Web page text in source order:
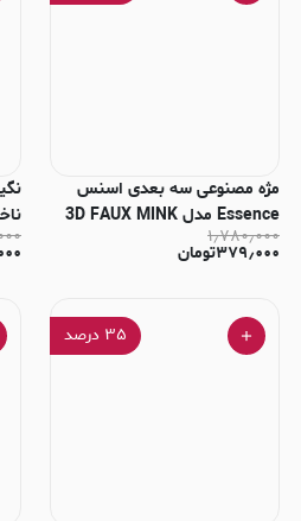
مژه مصنوعی سه بعدی اسنس
Essence مدل 3D FAUX MINK
LASHES - شماره 01
۱٫۷۸۰٫۰۰۰
۳۷۹٫۰۰۰تومان
۳۵ درصد